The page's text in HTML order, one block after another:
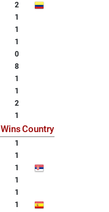
2
1
1
1
0
8
1
1
2
1
WinsCountry
1
1
1
1
1
1